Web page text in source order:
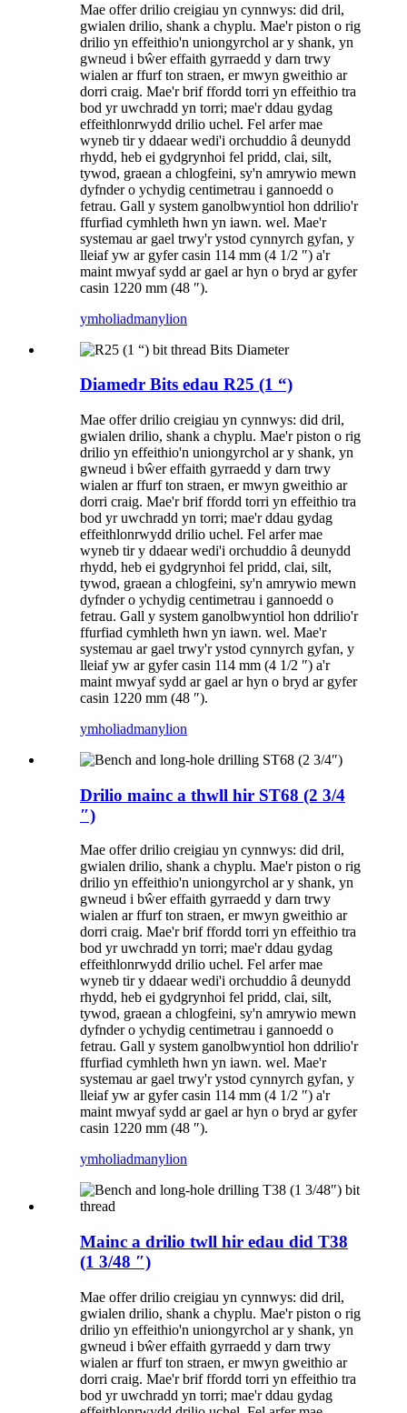
Mae offer drilio creigiau yn cynnwys: did dril,
gwialen drilio, shank a chyplu. Mae'r piston o rig
drilio yn effeithio'n uniongyrchol ar y shank, yn
gwneud i bŵer effaith gyrraedd y darn trwy
wialen ar ffurf ton straen, er mwyn gweithio ar
dorri craig. Mae'r brif ffordd torri yn effeithio tra
bod yr uwchradd yn torri; mae'r ddau gydag
effeithlonrwydd drilio uchel. Fel arfer mae
wyneb tir y ddaear wedi'i orchuddio â deunydd
rhydd, heb ei gydgrynhoi fel pridd, clai, silt,
tywod, graean a chlogfeini, sy'n amrywio mewn
dyfnder o ychydig centimetrau i gannoedd o
fetrau. Gall y system ganolbwyntiol hon ddrilio'r
ffurfiad cymhleth hwn yn iawn. wel. Mae'r
systemau ar gael trwy'r ystod cynnyrch gyfan, y
lleiaf yw ar gyfer casin 114 mm (4 1/2 ″) a'r
maint mwyaf sydd ar gael ar hyn o bryd ar gyfer
casin 1220 mm (48 ″).
ymholiadmanylion
Diamedr Bits edau R25 (1 “)
Mae offer drilio creigiau yn cynnwys: did dril,
gwialen drilio, shank a chyplu. Mae'r piston o rig
drilio yn effeithio'n uniongyrchol ar y shank, yn
gwneud i bŵer effaith gyrraedd y darn trwy
wialen ar ffurf ton straen, er mwyn gweithio ar
dorri craig. Mae'r brif ffordd torri yn effeithio tra
bod yr uwchradd yn torri; mae'r ddau gydag
effeithlonrwydd drilio uchel. Fel arfer mae
wyneb tir y ddaear wedi'i orchuddio â deunydd
rhydd, heb ei gydgrynhoi fel pridd, clai, silt,
tywod, graean a chlogfeini, sy'n amrywio mewn
dyfnder o ychydig centimetrau i gannoedd o
fetrau. Gall y system ganolbwyntiol hon ddrilio'r
ffurfiad cymhleth hwn yn iawn. wel. Mae'r
systemau ar gael trwy'r ystod cynnyrch gyfan, y
lleiaf yw ar gyfer casin 114 mm (4 1/2 ″) a'r
maint mwyaf sydd ar gael ar hyn o bryd ar gyfer
casin 1220 mm (48 ″).
ymholiadmanylion
Drilio mainc a thwll hir ST68 (2 3/4
″)
Mae offer drilio creigiau yn cynnwys: did dril,
gwialen drilio, shank a chyplu. Mae'r piston o rig
drilio yn effeithio'n uniongyrchol ar y shank, yn
gwneud i bŵer effaith gyrraedd y darn trwy
wialen ar ffurf ton straen, er mwyn gweithio ar
dorri craig. Mae'r brif ffordd torri yn effeithio tra
bod yr uwchradd yn torri; mae'r ddau gydag
effeithlonrwydd drilio uchel. Fel arfer mae
wyneb tir y ddaear wedi'i orchuddio â deunydd
rhydd, heb ei gydgrynhoi fel pridd, clai, silt,
tywod, graean a chlogfeini, sy'n amrywio mewn
dyfnder o ychydig centimetrau i gannoedd o
fetrau. Gall y system ganolbwyntiol hon ddrilio'r
ffurfiad cymhleth hwn yn iawn. wel. Mae'r
systemau ar gael trwy'r ystod cynnyrch gyfan, y
lleiaf yw ar gyfer casin 114 mm (4 1/2 ″) a'r
maint mwyaf sydd ar gael ar hyn o bryd ar gyfer
casin 1220 mm (48 ″).
ymholiadmanylion
Mainc a drilio twll hir edau did T38
(1 3/48 ″)
Mae offer drilio creigiau yn cynnwys: did dril,
gwialen drilio, shank a chyplu. Mae'r piston o rig
drilio yn effeithio'n uniongyrchol ar y shank, yn
gwneud i bŵer effaith gyrraedd y darn trwy
wialen ar ffurf ton straen, er mwyn gweithio ar
dorri craig. Mae'r brif ffordd torri yn effeithio tra
bod yr uwchradd yn torri; mae'r ddau gydag